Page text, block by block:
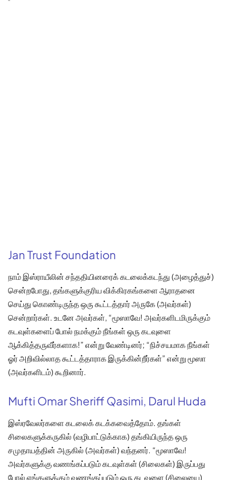
Jan Trust Foundation
நாம் இஸ்ராயீலின் சந்ததியினரைக் கடலைக்கடந்து (அழைத்துச்)
சென்றபோது, தங்களுக்குரிய விக்கிரகங்களை ஆராதனை
செய்து கொண்டிருந்த ஒரு கூட்டத்தார் அருகே (அவர்கள்)
சென்றார்கள். உடனே அவர்கள், “மூஸாவே! அவர்களிடமிருக்கும்
கடவுள்களைப் போல் நமக்கும் நீங்கள் ஒரு கடவுளை
ஆக்கித்தருவீர்களாக!” என்று வேண்டினர்; “நிச்சயமாக நீங்கள்
ஓர் அறிவில்லாத கூட்டத்தாராக இருக்கின்றீர்கள்” என்று மூஸா
(அவர்களிடம்) கூறினார்.
Mufti Omar Sheriff Qasimi, Darul Huda
இஸ்ரவேலர்களை கடலைக் கடக்கவைத்தோம். தங்கள்
சிலைகளுக்கருகில் (வழிபாட்டுக்காக) தங்கியிருந்த ஒரு
சமுதாயத்தின் அருகில் (அவர்கள்) வந்தனர். “மூஸாவே!
அவர்களுக்கு வணங்கப்படும் கடவுள்கள் (சிலைகள்) இருப்பது
போல் எங்களுக்கும் வணங்கப்படும் ஒரு கடவுளை (சிலையை)